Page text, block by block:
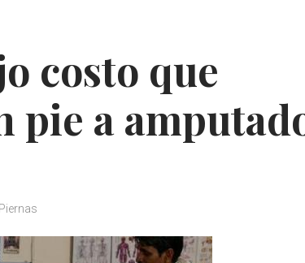
costo que
pie a